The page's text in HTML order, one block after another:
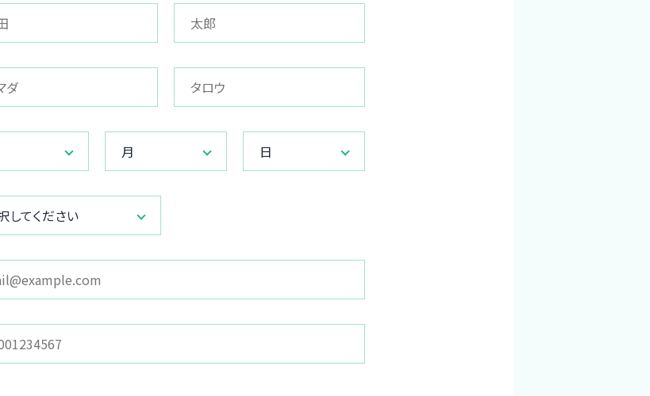
月 日
してください